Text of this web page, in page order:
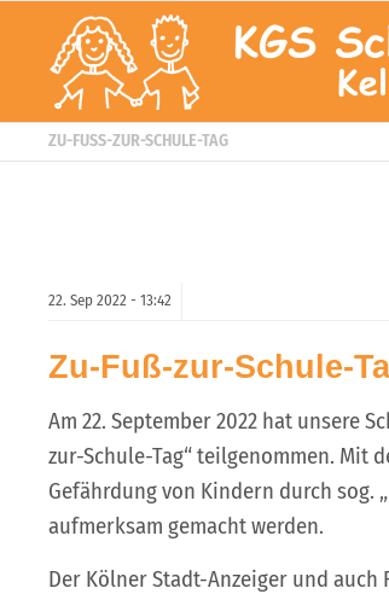
ZU-FUSS-ZUR-SCHULE-TAG
22. Sep 2022 - 13:42
Zu-Fuß-zur-Schule-
Am 22. September 2022 hat unsere
zur-Schule-Tag“ teilgenommen. Mit
Gefährdung von Kindern durch sog.
aufmerksam gemacht werden.
Der Kölner Stadt-Anzeiger und